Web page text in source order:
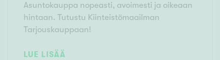
Asuntokauppa nopeasti, avoimesti ja oikeaan
hintaan. Tutustu Kiinteistömaailman
Tarjouskauppaan!
LUE LISÄÄ